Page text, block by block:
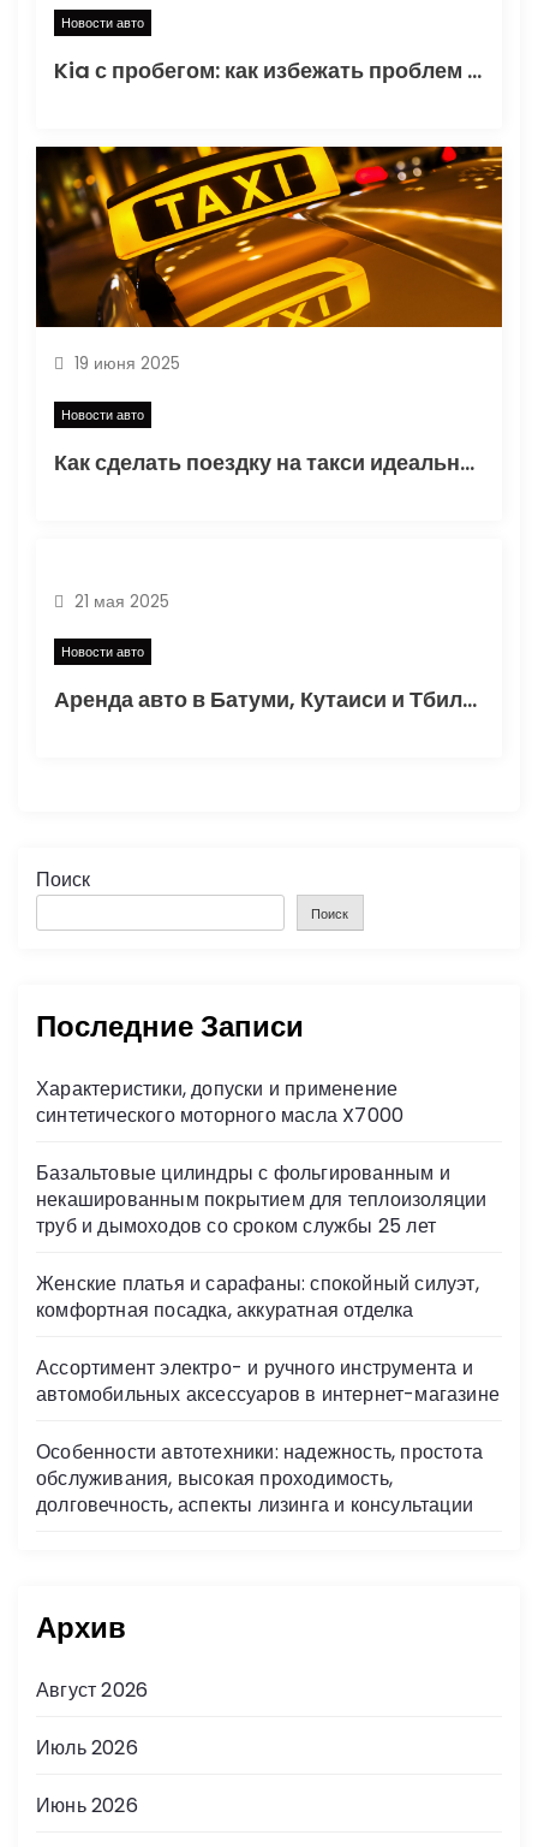
я
Новости авто
Kia с пробегом: как избежать проблем при покупке?
19 июня 2025
Новости авто
Как сделать поездку на такси идеальной: лайфхаки и неочевидные советы
21 мая 2025
Новости авто
Аренда авто в Батуми, Кутаиси и Тбилиси: удобство и выгода
Поиск
Поиск
Последние Записи
Характеристики, допуски и применение
синтетического моторного масла X7000
Базальтовые цилиндры с фольгированным и
некашированным покрытием для теплоизоляции
труб и дымоходов со сроком службы 25 лет
Женские платья и сарафаны: спокойный силуэт,
комфортная посадка, аккуратная отделка
Ассортимент электро- и ручного инструмента и
автомобильных аксессуаров в интернет-магазине
Особенности автотехники: надежность, простота
обслуживания, высокая проходимость,
долговечность, аспекты лизинга и консультации
Архив
Август 2026
Июль 2026
Июнь 2026